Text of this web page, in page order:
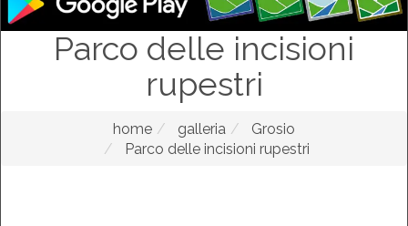
Parco delle incisioni
rupestri
home galleria
Grosio
Parco delle incisioni rupestri